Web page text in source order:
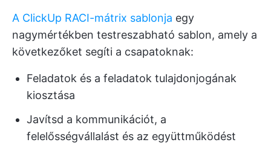
A ClickUp RACI-mátrix sablonja egy
nagymértékben testreszabható sablon, amely a
következőket segíti a csapatoknak:
Feladatok és a feladatok tulajdonjogának
kiosztása
Javítsd a kommunikációt, a
felelősségvállalást és az együttműködést